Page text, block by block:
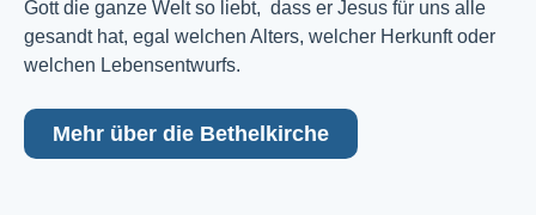
Gott die ganze Welt so liebt, dass er Jesus für uns alle
gesandt hat, egal welchen Alters, welcher Herkunft oder
welchen Lebensentwurfs.
Mehr über die Bethelkirche